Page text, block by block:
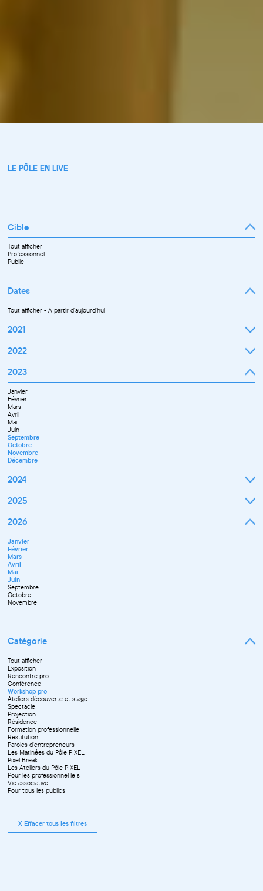
LE PÔLE EN LIVE
Cible
Tout afficher
Professionnel
Public
Dates
Tout afficher-À partir d'aujourd'hui
2021
Septembre
Octobre
Novembre
Décembre
2022
Janvier
Février
Mars
Avril
Mai
Juin
Juillet
Septembre
Octobre
Novembre
Décembre
2023
Janvier
Février
Mars
Avril
Mai
Juin
Septembre
Octobre
Novembre
Décembre
2024
Janvier
Février
Mars
Avril
Juillet
Septembre
Novembre
Décembre
2025
Janvier
Février
Mars
Avril
Mai
Juin
Juillet
Septembre
Octobre
Novembre
Décembre
2026
Janvier
Février
Mars
Avril
Mai
Juin
Septembre
Octobre
Novembre
Catégorie
Tout afficher
Exposition
Rencontre pro
Conférence
Workshop pro
Ateliers découverte et stage
Spectacle
Projection
Résidence
Formation professionnelle
Restitution
Paroles d'entrepreneurs
Les Matinées du Pôle PIXEL
Pixel Break
Les Ateliers du Pôle PIXEL
Pour les professionnel·le·s
Vie associative
Pour tous les publics
X Effacer tous les filtres